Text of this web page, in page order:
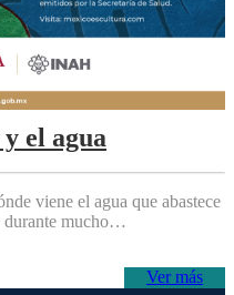
el agua
viene el agua que abastece
durante mucho…
Ver más